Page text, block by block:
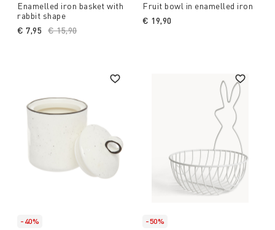
Enamelled iron basket with
rabbit shape
Price reduced from
€ 15,90to
€ 7,95
Fruit bowl in enamelled iron
€ 19,90
-40%
-50%